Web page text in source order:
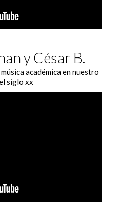
y César B.
académica en nuestro
siglo xx